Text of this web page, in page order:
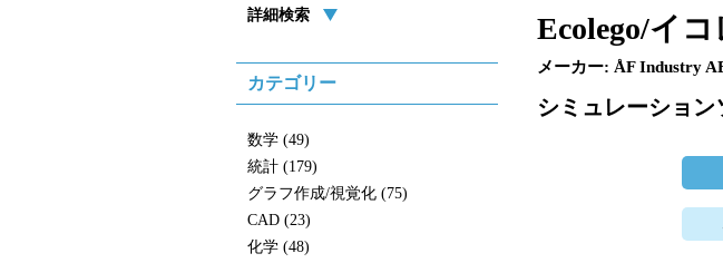
詳細検索
カテゴリー
数学 (49)
統計 (179)
グラフ作成/視覚化 (75)
CAD (23)
化学 (48)
Ecolego/イ
メーカー: ÅF Industry
シミュレーショ